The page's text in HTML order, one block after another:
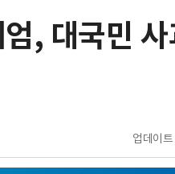
, 대국민
업데이트